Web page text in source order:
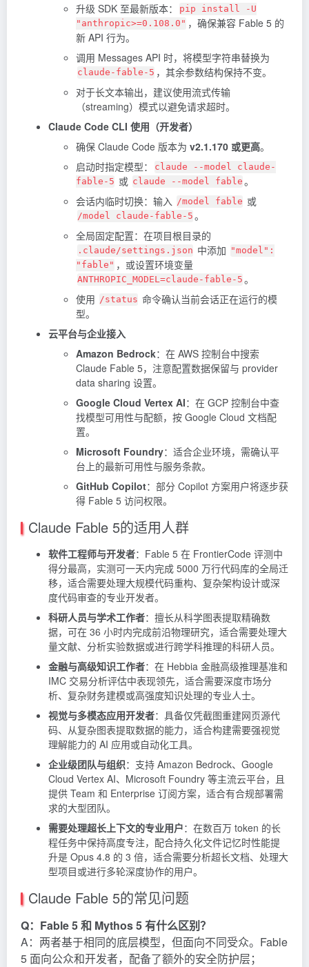
升级 SDK 至最新版本：
pip install -U
"anthropic>=0.108.0" ，确保兼容 Fable 5 的
新 API 行为。
调用 Messages API 时，将模型字符串替换为
claude-fable-5 ，其余参数结构保持不变。
对于长文本输出，建议使用流式传输
（streaming）模式以避免请求超时。
Claude Code CLI 使用（开发者）
确保 Claude Code 版本为 v2.1.170 或更高。
启动时指定模型：
claude --model claude-
fable-5 或 claude --model fable 。
会话内临时切换：输入 /model fable 或
/model claude-fable-5 。
全局固定配置：在项目根目录的
.claude/settings.json 中添加 "model":
"fable" ，或设置环境变量
ANTHROPIC_MODEL=claude-fable-5 。
使用 /status 命令确认当前会话正在运行的模
型。
云平台与企业接入
Amazon Bedrock：在 AWS 控制台中搜索
Claude Fable 5，注意配置数据保留与 provider
data sharing 设置。
Google Cloud Vertex AI：在 GCP 控制台中查
找模型可用性与配额，按 Google Cloud 文档配
置。
Microsoft Foundry：适合企业环境，需确认平
台上的最新可用性与服务条款。
GitHub Copilot：部分 Copilot 方案用户将逐步获
得 Fable 5 访问权限。
Claude Fable 5的适用人群
软件工程师与开发者：Fable 5 在 FrontierCode 评测中
得分最高，实测可一天内完成 5000 万行代码库的全局迁
移，适合需要处理大规模代码重构、复杂架构设计或深
度代码审查的专业开发者。
科研人员与学术工作者：擅长从科学图表提取精确数
据，可在 36 小时内完成前沿物理研究，适合需要处理大
量文献、分析实验数据或进行跨学科推理的科研人员。
金融与高级知识工作者：在 Hebbia 金融高级推理基准和
IMC 交易分析评估中表现领先，适合需要深度市场分
析、复杂财务建模或高强度知识处理的专业人士。
视觉与多模态应用开发者：具备仅凭截图重建网页源代
码、从复杂图表提取数据的能力，适合构建需要强视觉
理解能力的 AI 应用或自动化工具。
企业级团队与组织：支持 Amazon Bedrock、Google
Cloud Vertex AI、Microsoft Foundry 等主流云平台，且
提供 Team 和 Enterprise 订阅方案，适合有合规部署需
求的大型团队。
需要处理超长上下文的专业用户：在数百万 token 的长
程任务中保持高度专注，配合持久化文件记忆时性能提
升是 Opus 4.8 的 3 倍，适合需要分析超长文档、处理大
型项目或进行多轮深度协作的用户。
Claude Fable 5的常见问题
Q：Fable 5 和 Mythos 5 有什么区别？
A：两者基于相同的底层模型，但面向不同受众。Fable
5 面向公众和开发者，配备了额外的安全防护层；